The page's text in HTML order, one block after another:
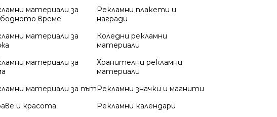
материали за
време
материали за
материали за
материали за път
и красота
Рекламни плакети и
награди
Коледни рекламни
материали
Хранителни рекламни
материали
Рекламни значки и магнити
Рекламни календари